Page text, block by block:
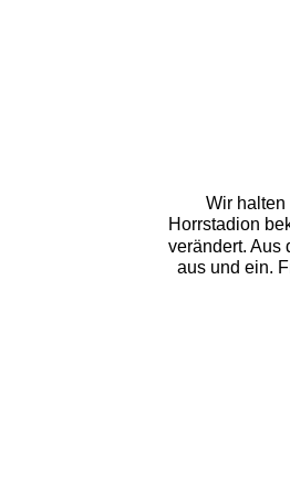
Wir halten
Horrstadion
verändert. Aus
aus und ein.